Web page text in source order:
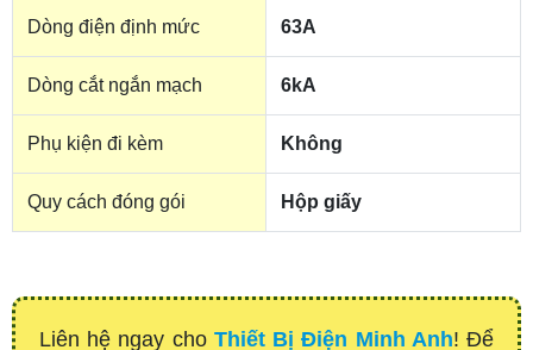
Dòng điện định mức 63A
Dòng cắt ngắn mạch 6kA
Phụ kiện đi kèm Không
Quy cách đóng gói Hộp giấy
Liên hệ ngay cho Thiết Bị Điện Minh Anh! Để